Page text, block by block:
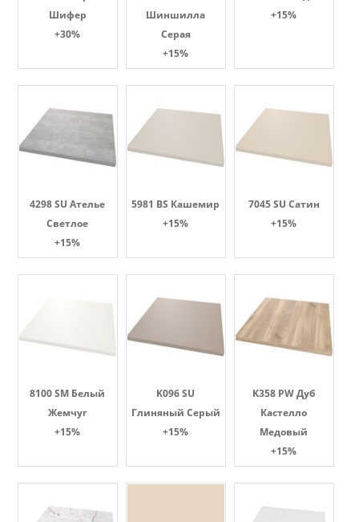
Шифер
+30%
Шиншилла
Серая
+15%
+15%
4298 SU Ателье
Светлое
+15%
5981 BS Кашемир
+15%
7045 SU Сатин
+15%
8100 SM Белый
Жемчуг
+15%
K096 SU
Глиняный Серый
+15%
K358 PW Дуб
Кастелло
Медовый
+15%